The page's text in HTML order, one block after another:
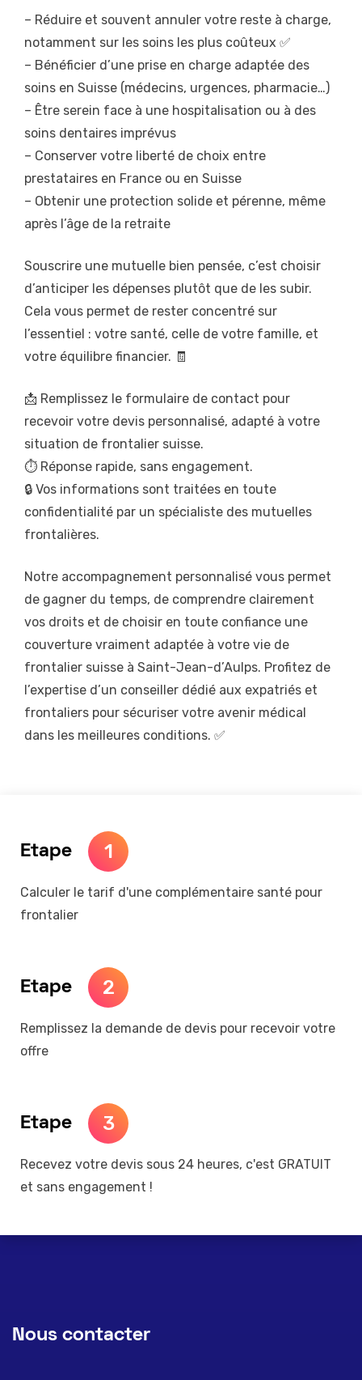
– Réduire et souvent annuler votre reste à charge,
notamment sur les soins les plus coûteux ✅
– Bénéficier d’une prise en charge adaptée des
soins en Suisse (médecins, urgences, pharmacie…)
– Être serein face à une hospitalisation ou à des
soins dentaires imprévus
– Conserver votre liberté de choix entre
prestataires en France ou en Suisse
– Obtenir une protection solide et pérenne, même
après l’âge de la retraite
Souscrire une mutuelle bien pensée, c’est choisir
d’anticiper les dépenses plutôt que de les subir.
Cela vous permet de rester concentré sur
l’essentiel : votre santé, celle de votre famille, et
votre équilibre financier. 🧾
📩 Remplissez le formulaire de contact pour
recevoir votre devis personnalisé, adapté à votre
situation de frontalier suisse.
⏱️ Réponse rapide, sans engagement.
🔒 Vos informations sont traitées en toute
confidentialité par un spécialiste des mutuelles
frontalières.
Notre accompagnement personnalisé vous permet
de gagner du temps, de comprendre clairement
vos droits et de choisir en toute confiance une
couverture vraiment adaptée à votre vie de
frontalier suisse à Saint-Jean-d’Aulps. Profitez de
l’expertise d’un conseiller dédié aux expatriés et
frontaliers pour sécuriser votre avenir médical
dans les meilleures conditions. ✅
Etape 1
Calculer le tarif d'une complémentaire santé pour
frontalier
Etape 2
Remplissez la demande de devis pour recevoir votre
offre
Etape 3
Recevez votre devis sous 24 heures, c'est GRATUIT
et sans engagement !
Nous contacter